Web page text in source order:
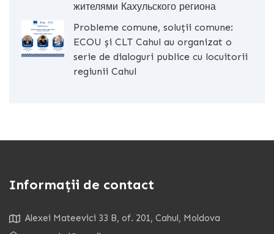
жителями Кахульского региона
Probleme comune, soluții comune:
ECOU și CLT Cahul au organizat o
serie de dialoguri publice cu locuitorii
regiunii Cahul
Informații de contact
Alexei Mateevici 33 B, of. 201, Cahul, Moldova